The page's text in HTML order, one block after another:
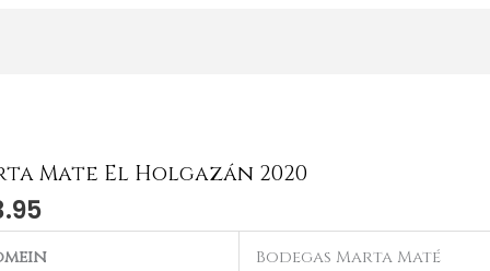
Mate El Holgazán 2020
Bodegas Marta Maté